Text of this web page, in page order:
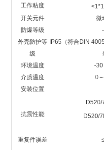
工作粘度
开关元件
微
防爆等级
外壳防护等
级
IP65（符合DIN
环境温度
-
介质温度
0
安装位置
抗震性能
D520/
D520/
重复件误差